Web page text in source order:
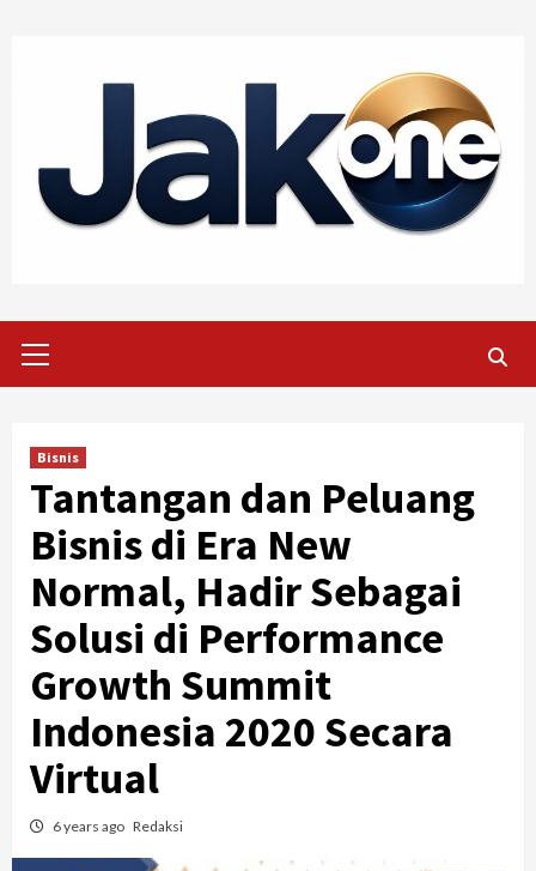
Menu
Bisnis
Tantangan dan Peluang
Bisnis di Era New
Normal, Hadir Sebagai
Solusi di Performance
Growth Summit
Indonesia 2020 Secara
Virtual
6 years ago Redaksi